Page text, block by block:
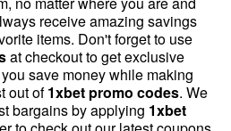
receive amazing savings
items. Don't forget to use
at checkout to get exclusive
save money while making
out of1xbet promo codes. We
bargains by applying 1xbet